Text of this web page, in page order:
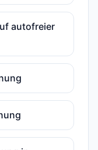
autofreier